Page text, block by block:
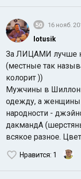
50 16 нояб.
lotusik
За ЛИЦАМИ лучше
(местные так
колорит ))
Мужчины в
одежду, а женщины
народности -
дакмандА
всякое разное.
Нравится: 1